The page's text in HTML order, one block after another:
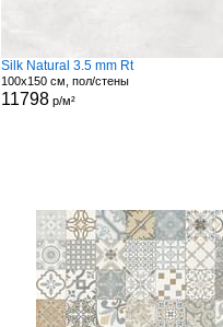
Silk Natural 3.5 mm Rt
100x150 см, пол/стены
11798 р/м²